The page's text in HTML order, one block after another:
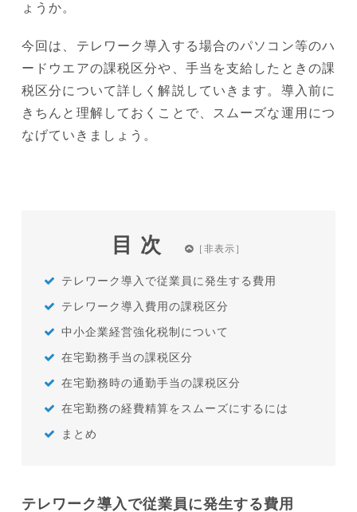
ょうか。
今回は、テレワーク導入する場合のパソコン等のハ
ードウエアの課税区分や、手当を支給したときの課
税区分について詳しく解説していきます。導入前に
きちんと理解しておくことで、スムーズな運用につ
なげていきましょう。
目次
テレワーク導入で従業員に発生する費用
テレワーク導入費用の課税区分
中小企業経営強化税制について
在宅勤務手当の課税区分
在宅勤務時の通勤手当の課税区分
在宅勤務の経費精算をスムーズにするには
まとめ
テレワーク導入で従業員に発生する費用